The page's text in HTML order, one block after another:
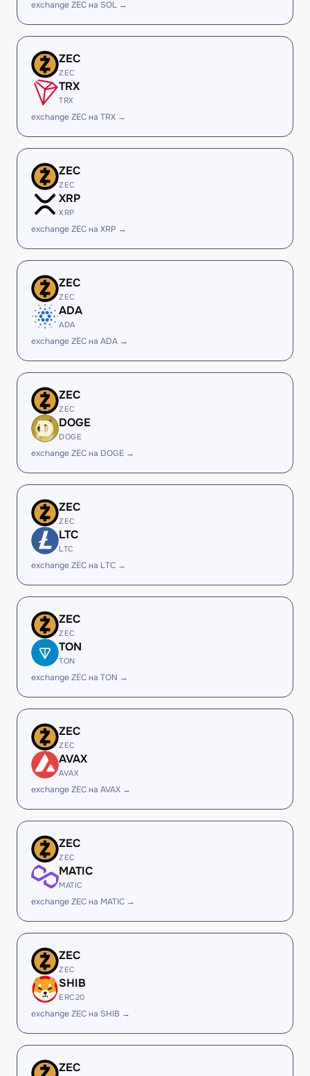
exchange ZEC на SOL →
ZEC
ZEC
TRX
TRX
exchange ZEC на TRX →
ZEC
ZEC
XRP
XRP
exchange ZEC на XRP →
ZEC
ZEC
ADA
ADA
exchange ZEC на ADA →
ZEC
ZEC
DOGE
DOGE
exchange ZEC на DOGE →
ZEC
ZEC
LTC
LTC
exchange ZEC на LTC →
ZEC
ZEC
TON
TON
exchange ZEC на TON →
ZEC
ZEC
AVAX
AVAX
exchange ZEC на AVAX →
ZEC
ZEC
MATIC
MATIC
exchange ZEC на MATIC →
ZEC
ZEC
SHIB
ERC20
exchange ZEC на SHIB →
ZEC